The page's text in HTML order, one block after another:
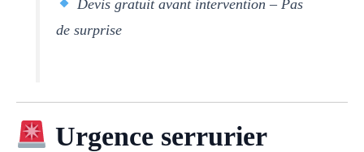
Devis gratuit avant intervention – Pas
de surprise
Urgence serrurier